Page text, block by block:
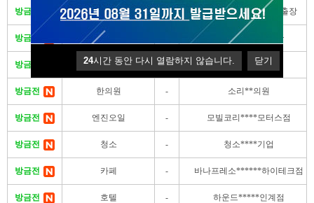
24시간 동안 다시 열람하지 않습니다. 닫기
방금전 열쇠.도어록 - 으뜸열쇠디*****24시출장
방금전 약국 홍대스*****영약국
방금전 중장비 - 웅상**중기
방금전 한의원 - 소리**의원
방금전 엔진오일 - 모빌코리****모터스점
방금전 청소 - 청소****기업
방금전 카페 - 바나프레소******하이테크점
방금전 호텔 - 하운드*****인계점